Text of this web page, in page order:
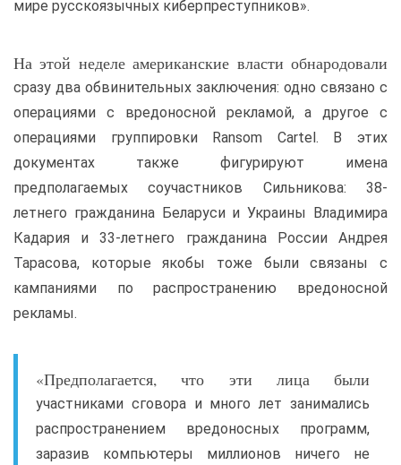
мире русскоязычных киберпреступников».
На этой неделе американские власти обнародовали
сразу два обвинительных заключения: одно связано с
операциями с вредоносной рекламой, а другое с
операциями группировки Ransom Cartel. В этих
документах также фигурируют имена
предполагаемых соучастников Сильникова: 38-
летнего гражданина Беларуси и Украины Владимира
Кадария и 33-летнего гражданина России Андрея
Тарасова, которые якобы тоже были связаны с
кампаниями по распространению вредоносной
рекламы.
«Предполагается, что эти лица были
участниками сговора и много лет занимались
распространением вредоносных программ,
заразив компьютеры миллионов ничего не